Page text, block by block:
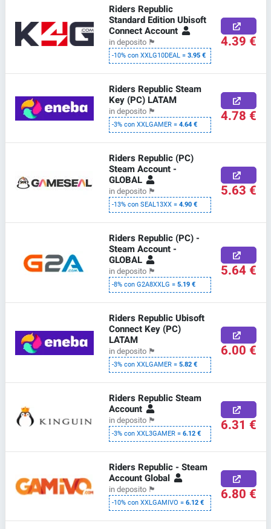
Riders Republic
Standard Edition Ubisoft
Connect Account
in deposito 🏴
-10% con XXLG10DEAL =3.95 €
4.39 €
Riders Republic Steam
Key (PC) LATAM
in deposito 🏴
-3% con XXLGAMER =4.64 € 4.78 €
Riders Republic (PC)
Steam Account -
GLOBAL
in deposito 🏴
-13% con SEAL13XX =4.90 €
5.63 €
Riders Republic (PC) -
Steam Account -
GLOBAL
in deposito 🏴
-8% con G2A8XXLG =5.19 €
5.64 €
Riders Republic Ubisoft
Connect Key (PC)
LATAM
in deposito 🏴
-3% con XXLGAMER =5.82 €
6.00 €
Riders Republic Steam
Account
in deposito 🏴
-3% con XXL3GAMER =6.12 € 6.31 €
Riders Republic - Steam
Account Global
in deposito 🏴
-10% con XXLGAMIVO =6.12 € 6.80 €